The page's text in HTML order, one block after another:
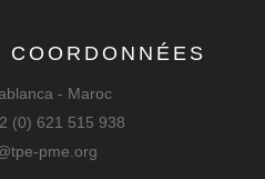
COORDONNÉES
- Maroc
(0) 621 515 938
pme.org